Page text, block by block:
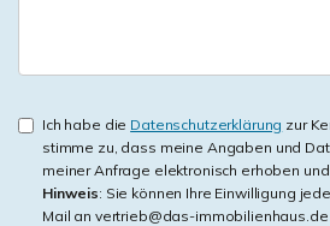
Ich habe die Datenschutzerklärung zur
stimme zu, dass meine Angaben und
meiner Anfrage elektronisch erhoben
Hinweis: Sie können Ihre Einwilligung
Mail an vertrieb@das-